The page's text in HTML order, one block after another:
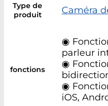
Type de
produit
Caméra
fonctions
◉
parleur
◉
◉
iOS,